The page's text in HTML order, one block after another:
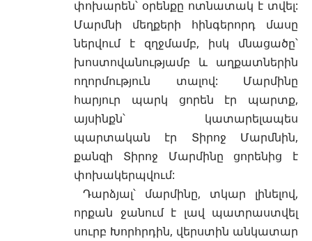
փոխարեն՝ օրենքը ոտնատակ է տվել:
Մարմնի մեղքերի հինգերորդ մասը
ներվում է զղջմամբ, իսկ մնացածը՝
խոստովանությամբ և աղքատներին
ողորմություն տալով: Մարմինը
հարյուր պարկ ցորեն էր պարտք,
այսինքն՝ կատարելապես
պարտական էր Տիրոջ Մարմնին,
քանզի Տիրոջ Մարմինը ցորենից է
փոխակերպվում:
Դարձյալ՝ մարմինը, տկար լինելով,
որքան ջանում է լավ պատրաստվել
սուրբ Խորհրդին, վերստին անկատար